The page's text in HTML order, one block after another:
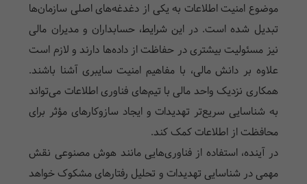
موضوع امنیت اطلاعات به یکی از دغدغه‌های اصلی سازمان‌ها
تبدیل شده است. در این شرایط، حسابداران و مدیران مالی
نیز مسئولیت بیشتری در حفاظت از داده‌ها دارند و لازم است
علاوه بر دانش مالی، با مفاهیم امنیت سایبری آشنا باشند.
همکاری نزدیک واحد مالی با تیم‌های فناوری اطلاعات می‌تواند
به شناسایی سریع‌تر تهدیدات و ایجاد سازوکارهای مؤثر برای
محافظت از اطلاعات کمک کند.
در آینده، استفاده از فناوری‌هایی مانند هوش مصنوعی نقش
مهمی در شناسایی تهدیدات و تحلیل رفتارهای مشکوک خواهد